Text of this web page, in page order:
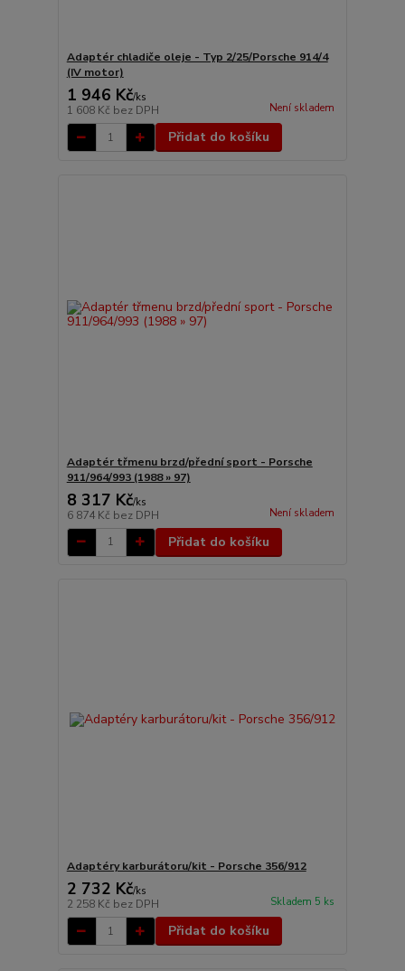
Adaptér chladiče oleje - Typ 2/25/Porsche 914/4
(IV motor)
1 946 Kč/ks
1 608 Kč bez DPH Není skladem
Přidat do košíku
Adaptér třmenu brzd/přední sport - Porsche
911/964/993 (1988 » 97)
8 317 Kč/ks
6 874 Kč bez DPH Není skladem
Přidat do košíku
Adaptéry karburátoru/kit - Porsche 356/912
2 732 Kč/ks
2 258 Kč bez DPH Skladem 5 ks
Přidat do košíku